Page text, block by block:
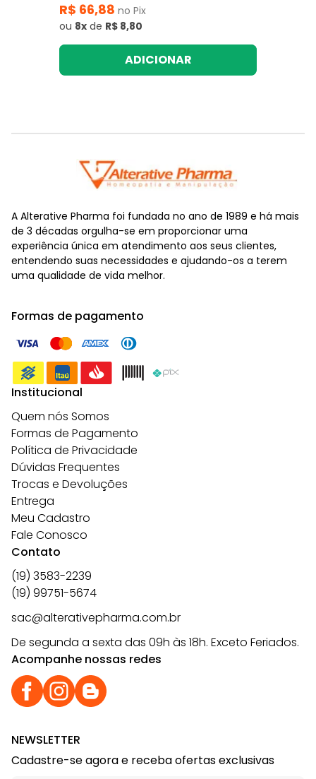
R$ 66,88 no Pix
ou 8x de R$ 8,80
ADICIONAR
A Alterative Pharma foi fundada no ano de 1989 e há mais
de 3 décadas orgulha-se em proporcionar uma
experiência única em atendimento aos seus clientes,
entendendo suas necessidades e ajudando-os a terem
uma qualidade de vida melhor.
Formas de pagamento
Institucional
Quem nós Somos
Formas de Pagamento
Política de Privacidade
Dúvidas Frequentes
Trocas e Devoluções
Entrega
Meu Cadastro
Fale Conosco
Contato
(19) 3583-2239
(19) 99751-5674
sac@alterativepharma.com.br
De segunda a sexta das 09h às 18h. Exceto Feriados.
Acompanhe nossas redes
NEWSLETTER
Cadastre-se agora e receba ofertas exclusivas